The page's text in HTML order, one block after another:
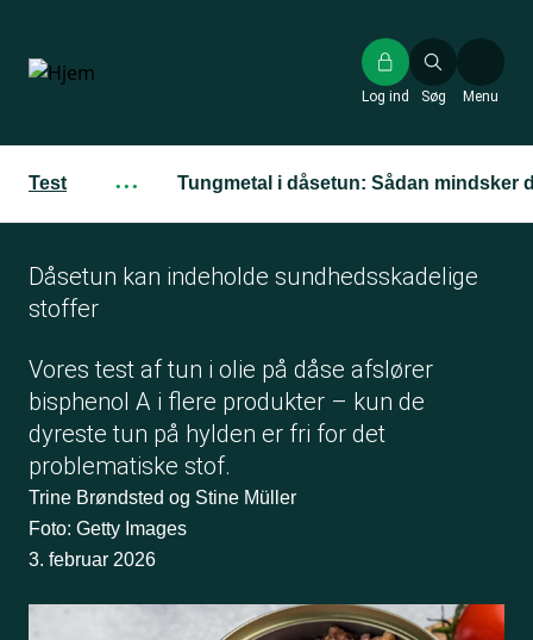
hovedindhold
Søg
Log ind Menu
Test ··· Tungmetal i dåsetun: Sådan mindsker
Dåsetun kan indeholde sundhedsskadelige
stoffer
Vores test af tun i olie på dåse afslører
bisphenol A i flere produkter – kun de
dyreste tun på hylden er fri for det
problematiske stof.
Trine Brøndsted og Stine Müller
Foto: Getty Images
3. februar 2026